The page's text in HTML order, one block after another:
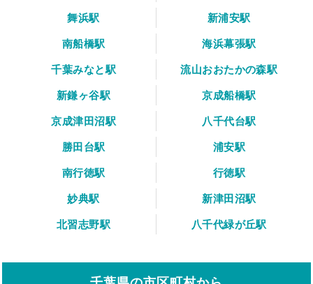
舞浜駅
新浦安駅
南船橋駅
海浜幕張駅
千葉みなと駅
流山おおたかの森駅
新鎌ヶ谷駅
京成船橋駅
京成津田沼駅
八千代台駅
勝田台駅
浦安駅
南行徳駅
行徳駅
妙典駅
新津田沼駅
北習志野駅
八千代緑が丘駅